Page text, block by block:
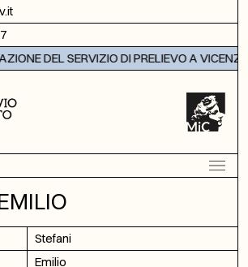
DEL SERVIZIO DI PRELIEVO A VICENZA
Stefani
Emilio